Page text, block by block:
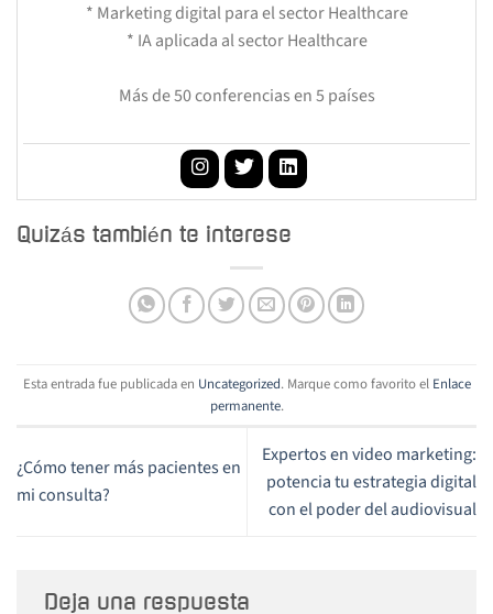
* Marketing digital para el sector Healthcare
* IA aplicada al sector Healthcare
Más de 50 conferencias en 5 países
Quizás también te interese
Esta entrada fue publicada en Uncategorized. Marque como favorito el Enlace
permanente.
¿Cómo tener más pacientes en
mi consulta?
Expertos en video marketing:
potencia tu estrategia digital
con el poder del audiovisual
Deja una respuesta